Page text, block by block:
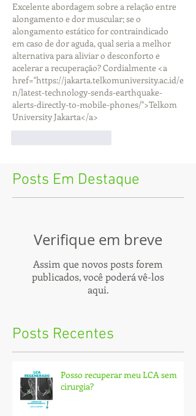
Excelente abordagem sobre a relação entre
alongamento e dor muscular; se o
alongamento estático for contraindicado
em caso de dor aguda, qual seria a melhor
alternativa para aliviar o desconforto e
acelerar a recuperação? Cordialmente <a
href="https://jakarta.telkomuniversity.ac.id/e
n/latest-technology-sends-earthquake-
alerts-directly-to-mobile-phones/">Telkom
University Jakarta</a>
Posts Em Destaque
Verifique em breve
Assim que novos posts forem
publicados, você poderá vê-los
aqui.
Posts Recentes
Posso recuperar meu LCA sem
cirurgia?